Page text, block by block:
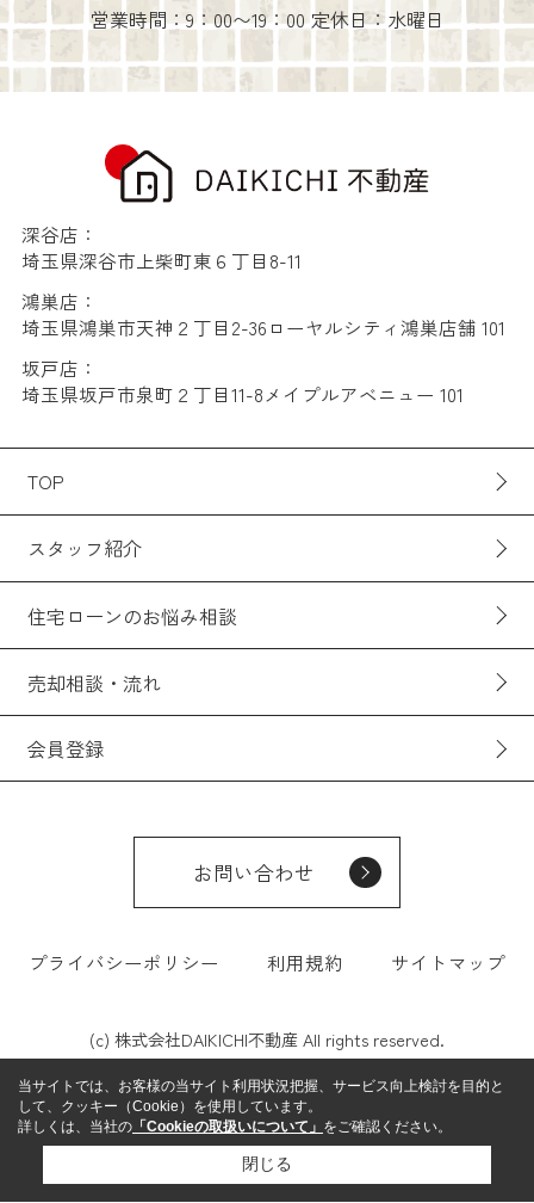
営業時間：9：00〜19：00 定休日：水曜日
深谷店：
埼玉県深谷市上柴町東６丁目8-11
鴻巣店：
埼玉県鴻巣市天神２丁目2-36ローヤルシティ鴻巣店舗 101
坂戸店：
埼玉県坂戸市泉町２丁目11-8メイプルアベニュー 101
TOP
スタッフ紹介
住宅ローンのお悩み相談
売却相談・流れ
会員登録
お問い合わせ
プライバシーポリシー 利用規約 サイトマップ
(c) 株式会社DAIKICHI不動産 All rights reserved.
当サイトでは、お客様の当サイト利用状況把握、サービス向上検討を目的と
して、クッキー（Cookie）を使用しています。
詳しくは、当社の 「Cookieの取扱いについて」 をご確認ください。
閉じる